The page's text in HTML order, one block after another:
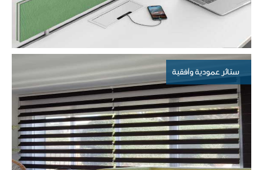
ستائر عمودية وأفقية